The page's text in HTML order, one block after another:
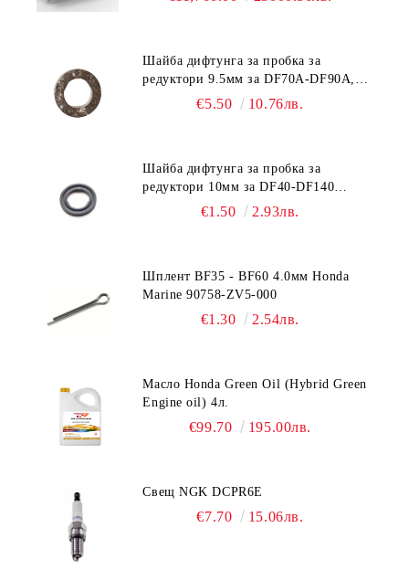
Шайба дифтунга за пробка за
редуктори 9.5мм за DF70A-DF90A,
DF150-DF350 Suzuki 09168-10038
€5.50 10.76лв.
Шайба дифтунга за пробка за
редуктори 10мм за DF40-DF140
Suzuki 09168-10022
€1.50 2.93лв.
Шплент BF35 - BF60 4.0мм Honda
Marine 90758-ZV5-000
€1.30 2.54лв.
Масло Honda Green Oil (Hybrid Green
Engine oil) 4л.
€99.70 195.00лв.
Свещ NGK DCPR6E
€7.70 15.06лв.